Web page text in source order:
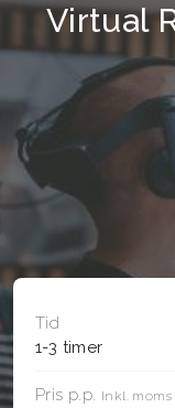
Virtual
Tid
1-3 timer
Pris p.p. Inkl. moms